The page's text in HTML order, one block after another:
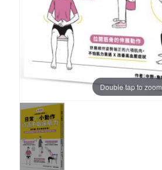
Double tap to zoom